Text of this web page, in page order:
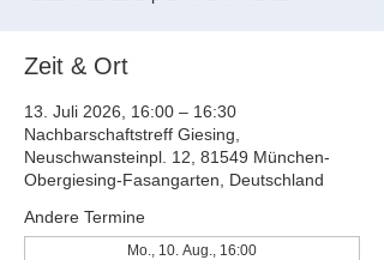
Zeit & Ort
13. Juli 2026, 16:00 – 16:30
Nachbarschaftstreff Giesing,
Neuschwansteinpl. 12, 81549 München-
Obergiesing-Fasangarten, Deutschland
Andere Termine
Mo., 10. Aug., 16:00